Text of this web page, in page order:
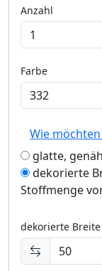
Anzahl
Farbe
Wie
glatte,
dekorierte
Stoffmenge
dekorierte Breite